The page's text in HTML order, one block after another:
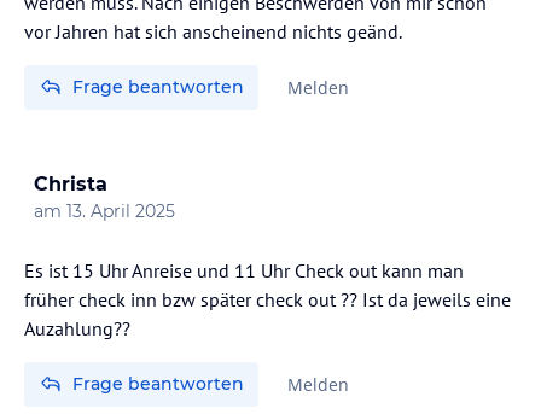
vor Jahren hat sich anscheinend nichts geänd.
Frage beantworten Melden
Christa
am 13. April 2025
Es ist 15 Uhr Anreise und 11 Uhr Check out kann man
früher check inn bzw später check out ?? Ist da jeweils eine
Auzahlung??
Frage beantworten Melden